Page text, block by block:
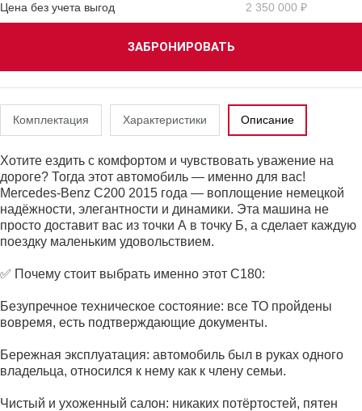
Цена без учета выгод 2 350 000 ₽
ЗАБРОНИРОВАТЬ
Комплектация Характеристики Описание
Хотите ездить с комфортом и чувствовать уважение на
дороге? Тогда этот автомобиль — именно для вас!
Mercedes‑Benz C200 2015 года — воплощение немецкой
надёжности, элегантности и динамики. Эта машина не
просто доставит вас из точки А в точку Б, а сделает каждую
поездку маленьким удовольствием.
✅ Почему стоит выбрать именно этот C180:
Безупречное техническое состояние: все ТО пройдены
вовремя, есть подтверждающие документы.
Бережная эксплуатация: автомобиль был в руках одного
владельца, относился к нему как к члену семьи.
Чистый и ухоженный салон: никаких потёртостей, пятен